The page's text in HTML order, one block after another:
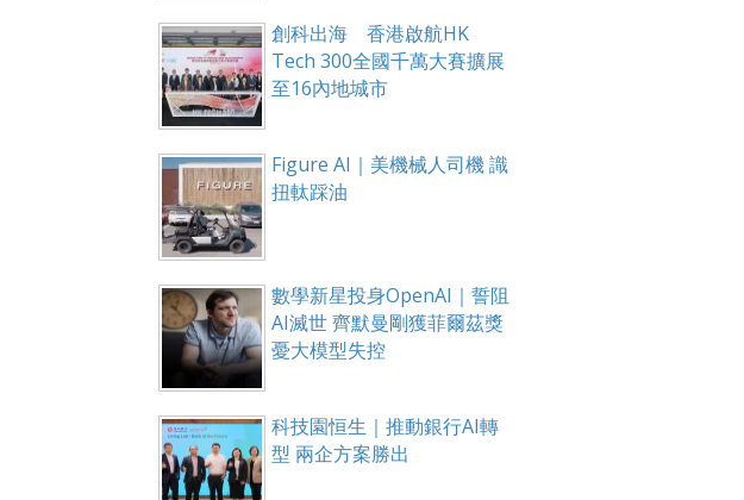
創科出海 香港啟航HK
Tech 300全國千萬大賽擴展
至16內地城市
Figure AI｜美機械人司機 識
扭軚踩油
數學新星投身OpenAI｜誓阻
AI滅世 齊默曼剛獲菲爾茲獎
憂大模型失控
科技園恒生｜推動銀行AI轉
型 兩企方案勝出